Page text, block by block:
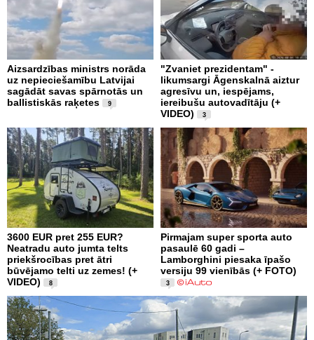
Aizsardzības ministrs norāda
uz nepieciešamību Latvijai
sagādāt savas spārnotās un
ballistiskās raķetes
9
"Zvaniet prezidentam" -
likumsargi Āgenskalnā aiztur
agresīvu un, iespējams,
iereibušu autovadītāju (+
VIDEO)
3
3600 EUR pret 255 EUR?
Neatradu auto jumta telts
priekšrocības pret ātri
būvējamo telti uz zemes! (+
VIDEO)
8
Pirmajam super sporta auto
pasaulē 60 gadi –
Lamborghini piesaka īpašo
versiju 99 vienībās (+ FOTO)
3